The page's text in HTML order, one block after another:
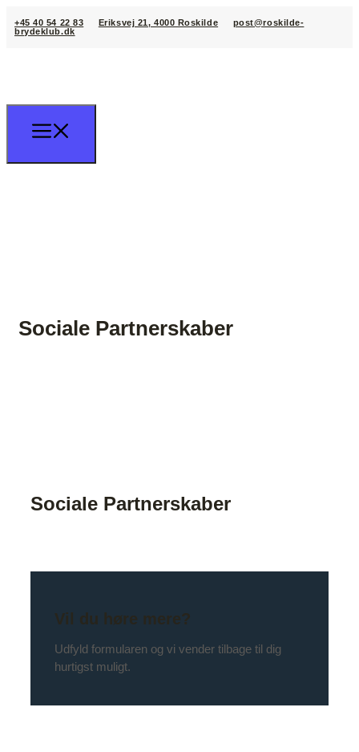
+45 40 54 22 83 Eriksvej 21, 4000 Roskilde
post@roskilde-
brydeklub.dk
Sociale Partnerskaber
Sociale Partnerskaber
Vil du høre mere?
Udfyld formularen og vi vender tilbage til dig
hurtigst muligt.